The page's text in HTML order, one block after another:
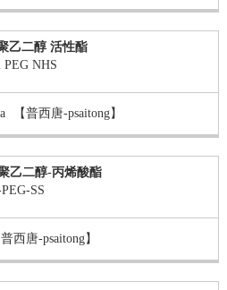
乙二醇 活性酯
PEG NHS
【普西唐-psaitong】
乙二醇-丙烯酸酯
SS
普西唐-psaitong】